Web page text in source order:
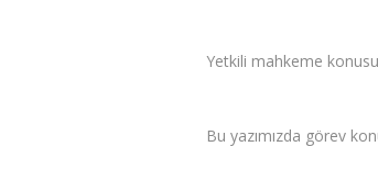
Yetkili mahkeme
Bu yazımızda görev